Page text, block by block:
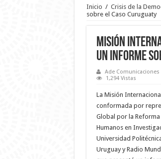
Inicio / Crisis de la
sobre el Caso Curuguaty
Misión
un informe
Ade Comunicaciones
1,294 Vistas
La Misión
conformada por
Global por la
Humanos en
Universidad
Uruguay y Radio